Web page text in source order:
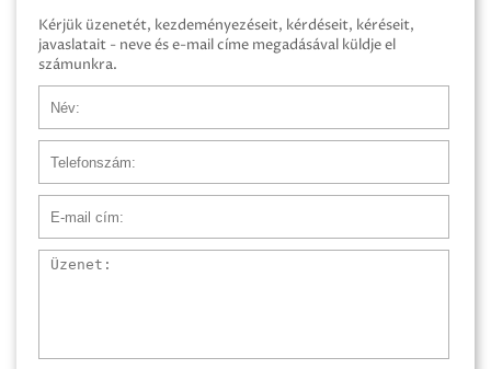
Kérjük üzenetét, kezdeményezéseit, kérdéseit, kéréseit,
javaslatait - neve és e-mail címe megadásával küldje el
számunkra.
Üzenet